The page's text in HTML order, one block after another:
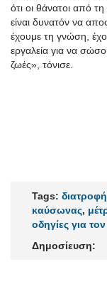
ότι οι θάνατοι από τη
είναι δυνατόν να
έχουμε τη γνώση,
εργαλεία για να
ζωές», τόνισε.
Tags:
καύσωνας,
οδηγίες για
Δημοσίευση: